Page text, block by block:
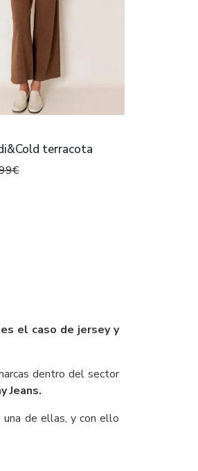
terracota
el caso de jersey y
dentro del sector
Jeans.
una de ellas, y con ello